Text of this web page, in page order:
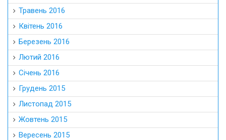
Травень 2016
Квітень 2016
Березень 2016
Лютий 2016
Січень 2016
Грудень 2015
Листопад 2015
Жовтень 2015
Вересень 2015